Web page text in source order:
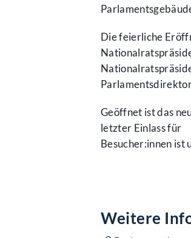
Die feierliche
Geöffnet ist das
letzter Einlass für
Besucher:innen ist
Weitere